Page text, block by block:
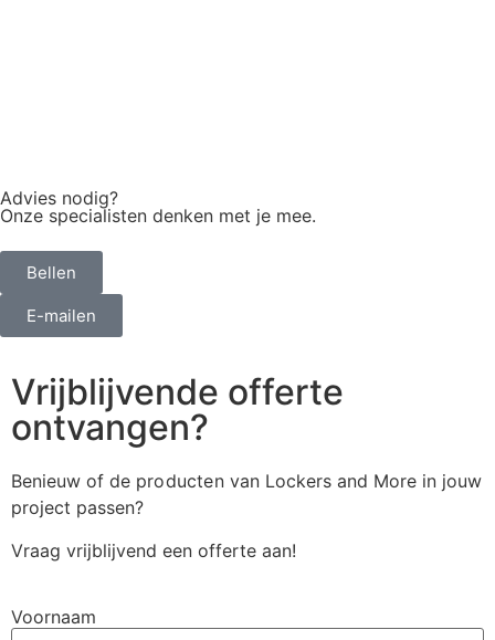
Advies nodig?
Onze specialisten denken met je mee.
Bellen
E-mailen
Vrijblijvende offerte
ontvangen?
Benieuw of de productenvan Lockers and More in jouw
project passen?
Vraag vrijblijvend een offerte aan!
Voornaam